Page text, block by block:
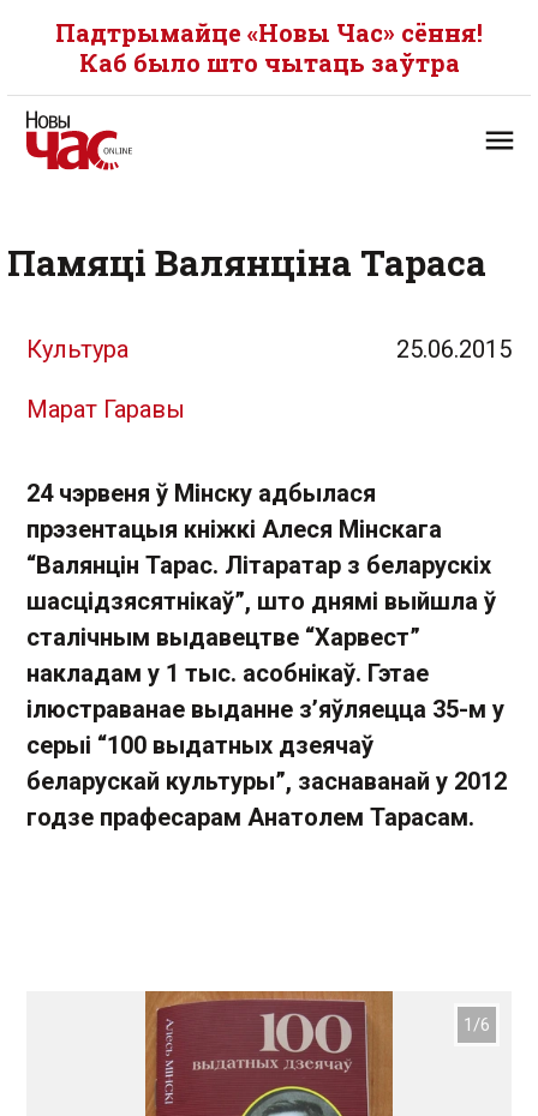
Падтрымайце «Новы Час» сёння!
Каб было што чытаць заўтра
Памяці Валянціна Тараса
Культура 25.06.2015
Марат Гаравы
24 чэрвеня ў Мінску адбылася
прэзентацыя кніжкі Алеся Мінскага
“Валянцін Тарас. Літаратар з беларускіх
шасцідзясятнікаў”, што днямі выйшла ў
сталічным выдавецтве “Харвест”
накладам у 1 тыс. асобнікаў. Гэтае
ілюстраванае выданне з’яўляецца 35-м у
серыі “100 выдатных дзеячаў
беларускай культуры”, заснаванай у 2012
годзе прафесарам Анатолем Тарасам.